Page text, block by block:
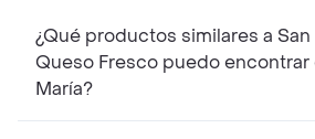
¿Qué productos similares a
Queso Fresco puedo encontrar
María?